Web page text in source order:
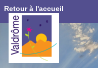
Retour à l'accueil